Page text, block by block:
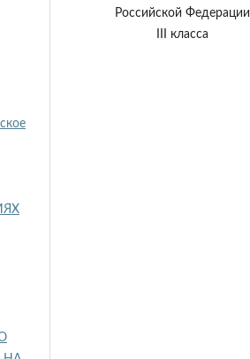
Российской Федерации
III класса